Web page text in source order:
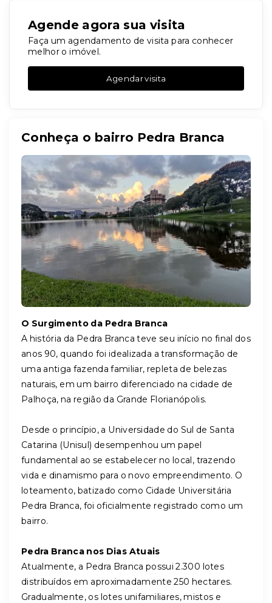
Agende agora sua visita
Faça um agendamento de visita para conhecer
melhor o imóvel.
Agendar visita
Conheça o bairro Pedra Branca
O Surgimento da Pedra Branca
A história da Pedra Branca teve seu início no final dos
anos 90, quando foi idealizada a transformação de
uma antiga fazenda familiar, repleta de belezas
naturais, em um bairro diferenciado na cidade de
Palhoça, na região da Grande Florianópolis.
Desde o princípio, a Universidade do Sul de Santa
Catarina (Unisul) desempenhou um papel
fundamental ao se estabelecer no local, trazendo
vida e dinamismo para o novo empreendimento. O
loteamento, batizado como Cidade Universitária
Pedra Branca, foi oficialmente registrado como um
bairro.
Pedra Branca nos Dias Atuais
Atualmente, a Pedra Branca possui 2.300 lotes
distribuídos em aproximadamente 250 hectares.
Gradualmente, os lotes unifamiliares, mistos e